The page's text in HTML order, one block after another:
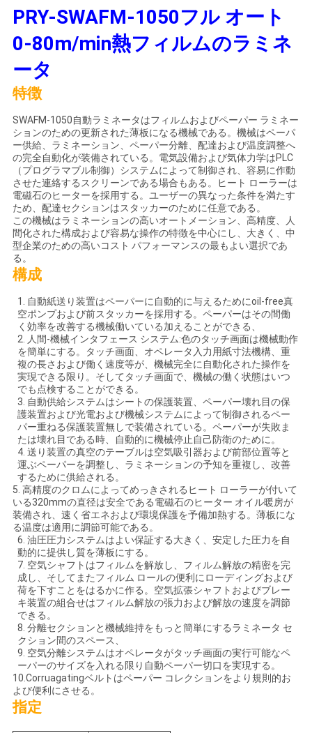
私
達
に
連
絡
し
な
さ
い
引
用
を
要
求
し
な
さ
い
地
図
PRIVACY
POLICY
PRY-SWAFM-1050フル オート
0-80m/min熱フィルムのラミネ
ータ
特徴
SWAFM-1050自動ラミネータはフィルムおよびペーパー ラミネー
ションのための更新された薄板になる機械である。機械はペーパ
ー供給、ラミネーション、ペーパー分離、配達および温度調整へ
の完全自動化が装備されている。電気設備および気体力学はPLC
（プログラマブル制御）システムによって制御され、容易に作動
させた連絡するスクリーンである場合もある。ヒート ローラーは
電磁石のヒーターを採用する。ユーザーの異なった条件を満たす
ため、配達セクションはスタッカーのために任意である。
この機械はラミネーションの高いオートメーション、高精度、人
間化された構成および容易な操作の特徴を中心にし、大きく、中
型企業のための高いコスト パフォーマンスの最もよい選択であ
る。
構成
1. 自動紙送り装置はペーパーに自動的に与えるためにoil-free真
空ポンプおよび前スタッカーを採用する。ペーパーはその間働
く効率を改善する機械働いている加えることができる、
2. 人間-機械インタフェース システム:色のタッチ画面は機械動作
を簡単にする。タッチ画面、オペレータ入力用紙寸法機構、重
複の長さおよび働く速度等が、機械完全に自動化された操作を
実現できる限り。そしてタッチ画面で、機械の働く状態はいつ
でも点検することができる。
3. 自動供給システムはシートの保護装置、ペーパー壊れ目の保
護装置および光電および機械システムによって制御されるペー
パー重ねる保護装置無しで装備されている。ペーパーが失敗ま
たは壊れ目である時、自動的に機械停止自己防衛のために。
4. 送り装置の真空のテーブルは空気吸引器および前部位置等と
運ぶペーパーを調整し、ラミネーションの予知を重複し、改善
するために供給される。
5. 高精度のクロムによってめっきされるヒート ローラーが付いて
いる320mmの直径は安全である電磁石のヒーター オイル暖房が
装備され、速く省エネおよび環境保護を予備加熱する。薄板にな
る温度は適用に調節可能である。
6. 油圧圧力システムはよい保証する大きく、安定した圧力を自
動的に提供し質を薄板にする。
7. 空気シャフトはフィルムを解放し、フィルム解放の精密を完
成し、そしてまたフィルム ロールの便利にローディングおよび
荷を下すことをはるかに作る。空気拡張シャフトおよびブレー
キ装置の組合せはフィルム解放の張力および解放の速度を調節
できる。
8. 分離セクションと機械維持をもっと簡単にするラミネータ セ
クション間のスペース、
9. 空気分離システムはオペレータがタッチ画面の実行可能なペ
ーパーのサイズを入れる限り自動ペーパー切口を実現する。
10.Corruagatingベルトはペーパー コレクションをより規則的お
よび便利にさせる。
指定